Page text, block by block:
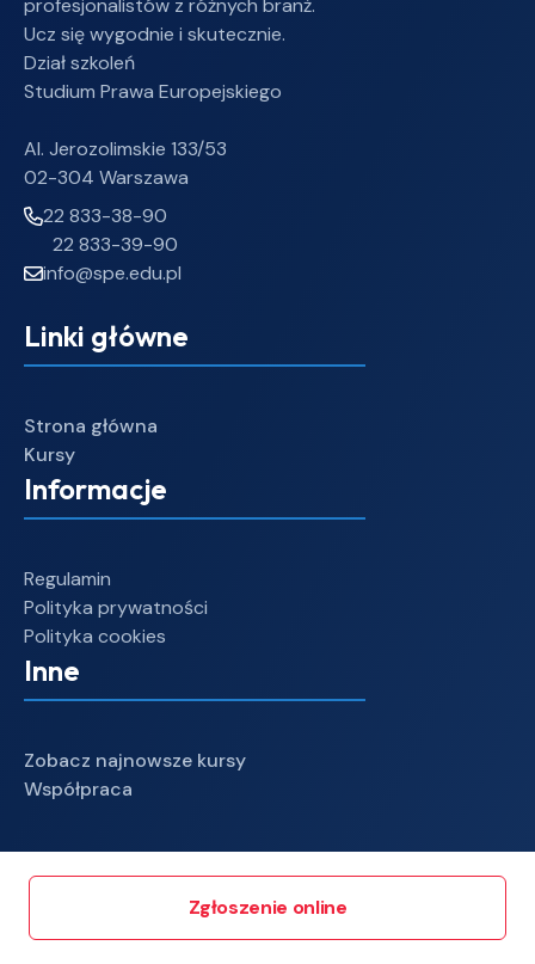
Zgłoszenie online
profesjonalistów z różnych branż.
Ucz się wygodnie i skutecznie.
Dział szkoleń
Studium Prawa Europejskiego
Al. Jerozolimskie 133/53
02-304 Warszawa
22 833-38-90
22 833-39-90
info@spe.edu.pl
Linki główne
Strona główna
Kursy
Informacje
Regulamin
Polityka prywatności
Polityka cookies
Inne
Zobacz najnowsze kursy
Współpraca